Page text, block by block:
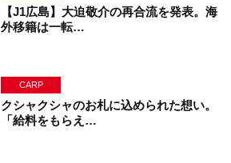
【J1広島】大迫敬介の再合流を発表。海
外移籍は一転…
CARP
クシャクシャのお札に込められた想い。
「給料をもらえ…